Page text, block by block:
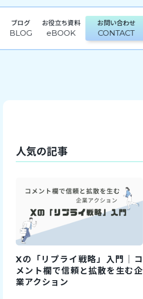
ブログ お役立ち資料 お問い合わせ
人気の記事
Xの「リプライ戦略」入門｜コ
メント欄で信頼と拡散を生む企
業アクション